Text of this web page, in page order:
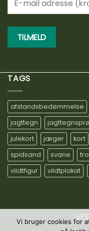
TAGS
afstandsbedømmelse
jagttegn
julekort
jæger kort
spidsand
svane
vildtfigur
vildtplakat
Vi bruger cookies for